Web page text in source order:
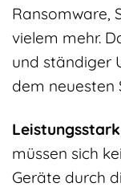
Ransomware,
vielem mehr.
und ständiger
dem neuesten
müssen sich
Geräte durch